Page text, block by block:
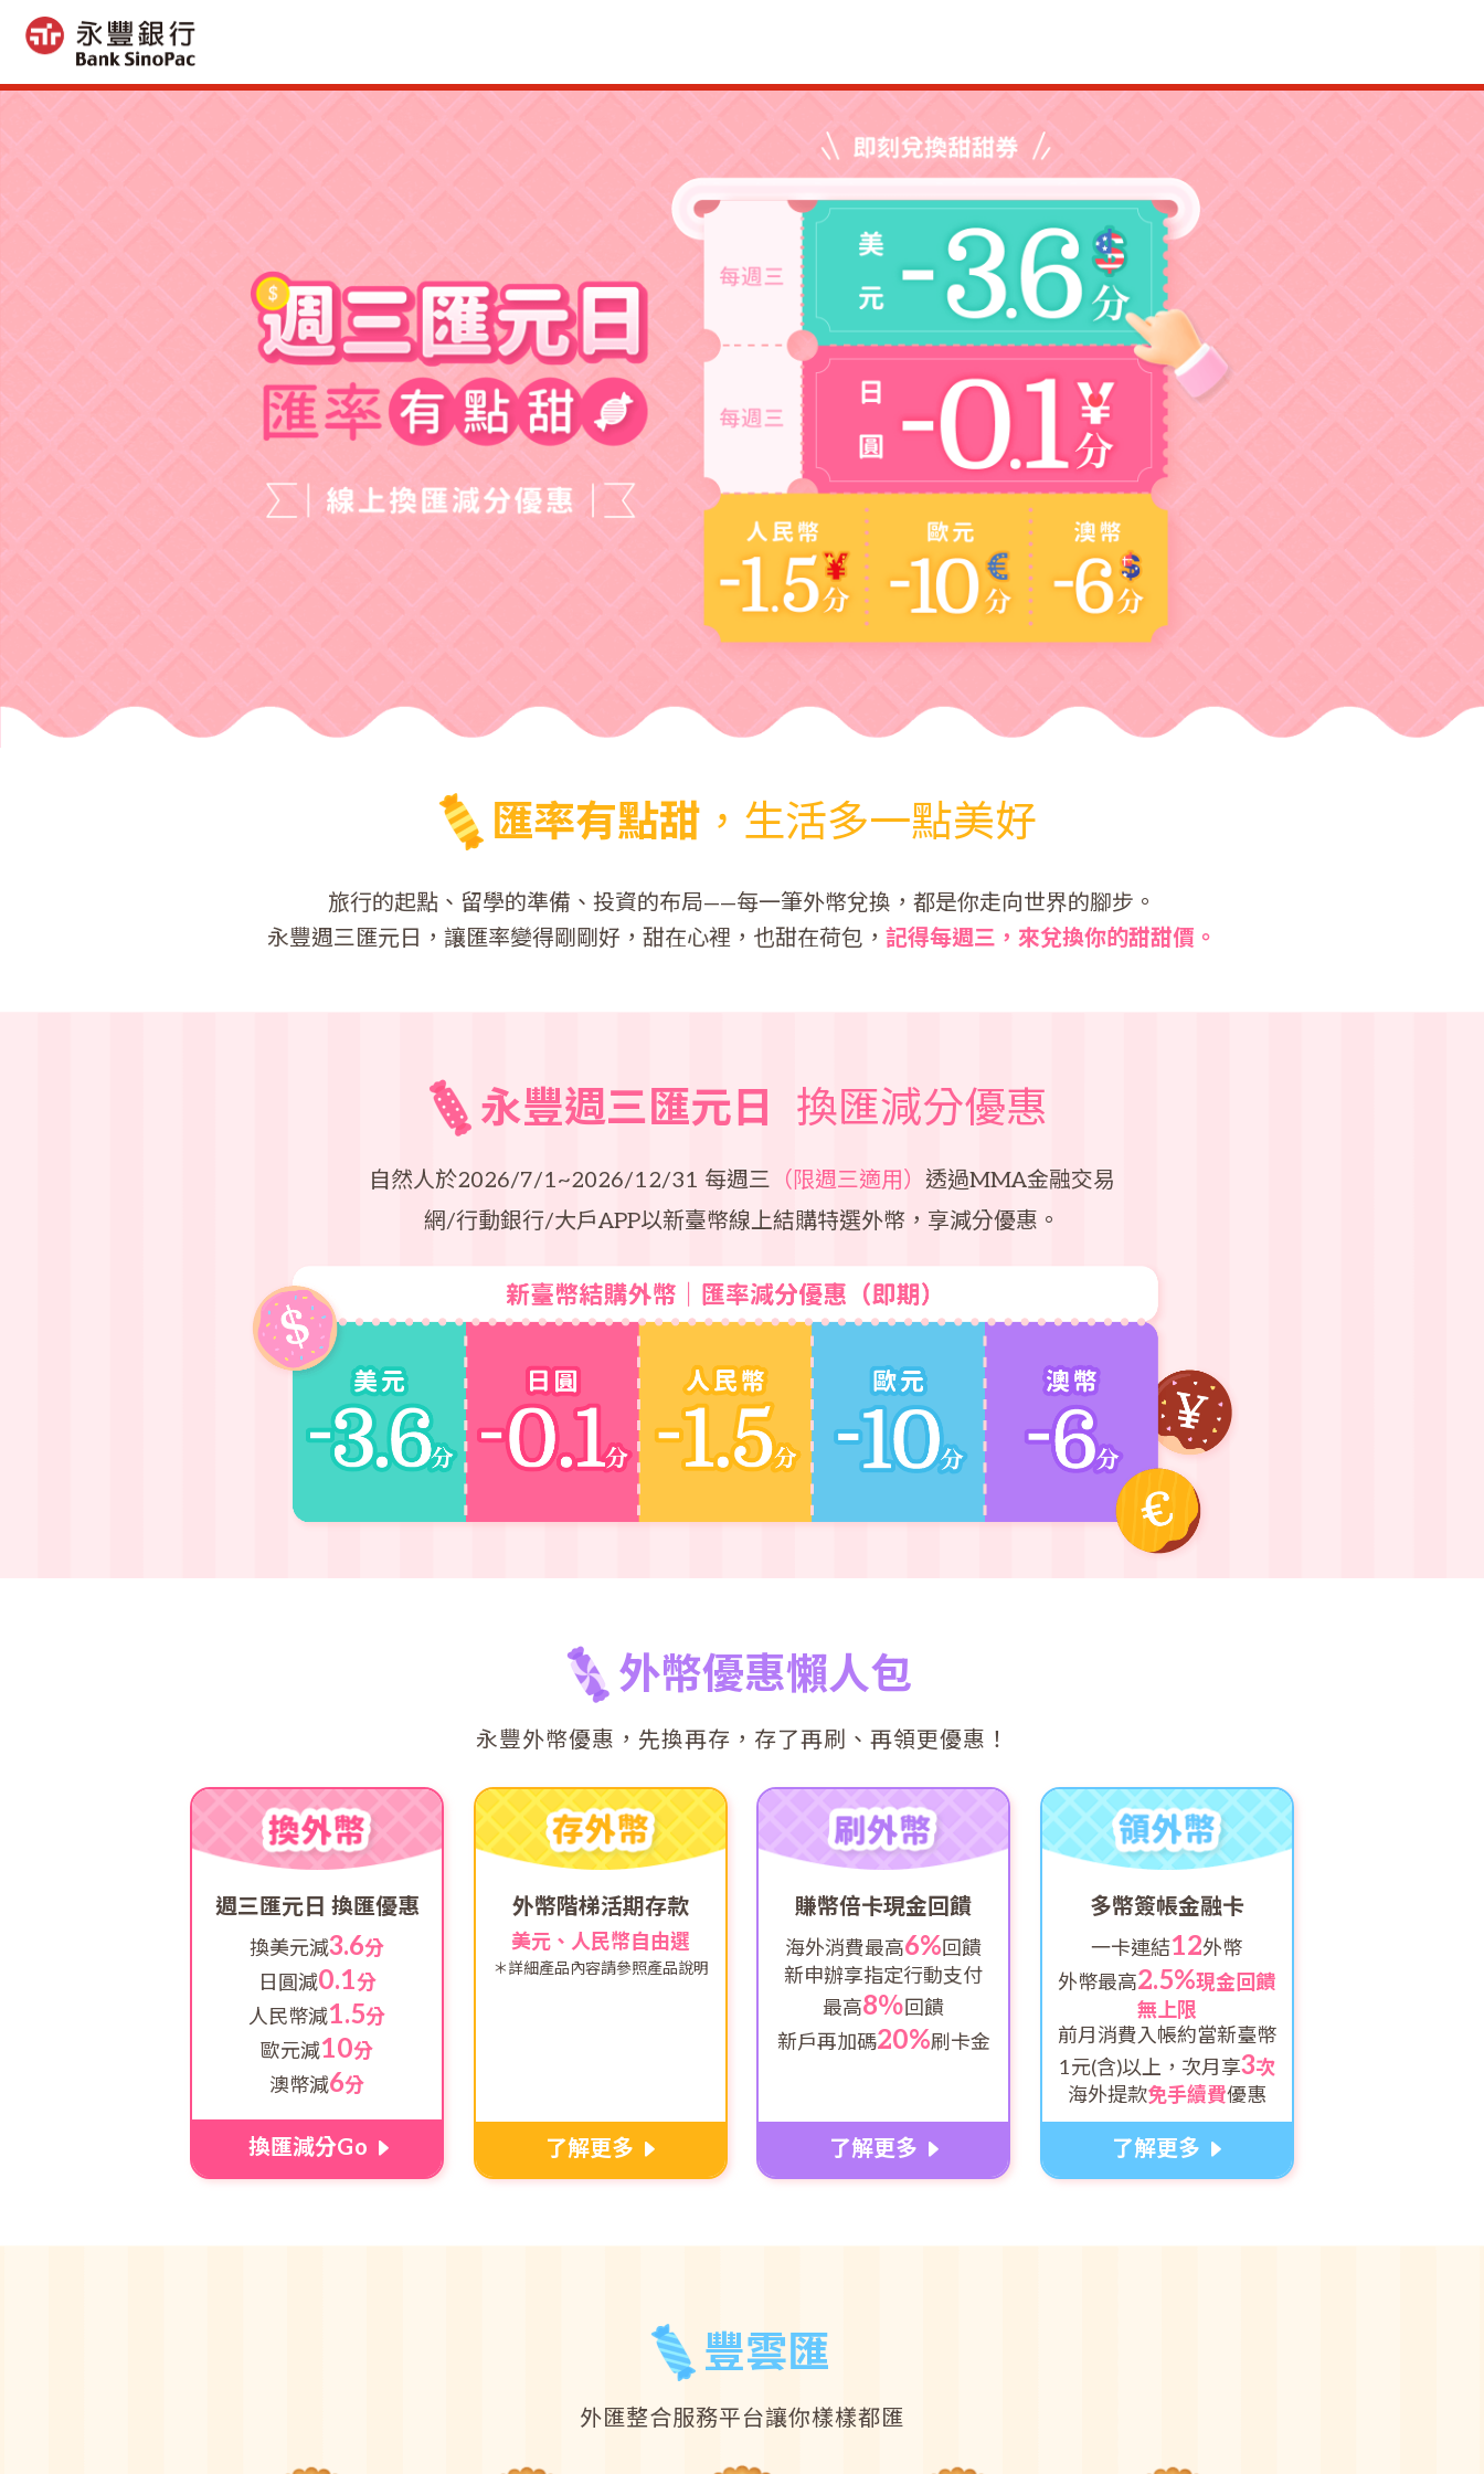
匯率有點甜 ， 生活多一點美好
旅行的起點、留學的準備、投資的布局——每一筆外幣兌換，都是你走向世界的腳步。
永豐週三匯元日，讓匯率變得剛剛好， 甜在心裡，也甜在荷包， 記得每週三，來兌換你的甜甜價。
永豐週三匯元日 換匯減分優惠
自然人於2026/7/1~2026/12/31 每週三 （限週三適用） 透過MMA金融交易
網/行動銀行/大戶APP以新臺幣線上結購特選外幣，享減分優惠。
外幣優惠懶人包
永豐外幣優惠，先換再存， 存了再刷、再領更優惠！
週三匯元日 換匯優惠
換美元減3.6分
日圓減0.1分
人民幣減1.5分
歐元減10分
澳幣減6分
換匯減分Go
外幣階梯活期存款
美元、人民幣自由選
＊詳細產品內容請參照產品說明
了解更多
賺幣倍卡現金回饋
海外消費最高6%回饋
新申辦享指定行動支付
最高8％回饋
新戶再加碼20%刷卡金
了解更多
多幣簽帳金融卡
一卡連結12外幣
外幣最高2.5%現金回饋
無上限
前月消費入帳約當新臺幣
1元(含)以上，次月享3次
海外提款免手續費優惠
了解更多
豐雲匯
外匯整合服務平台讓你樣樣都匯